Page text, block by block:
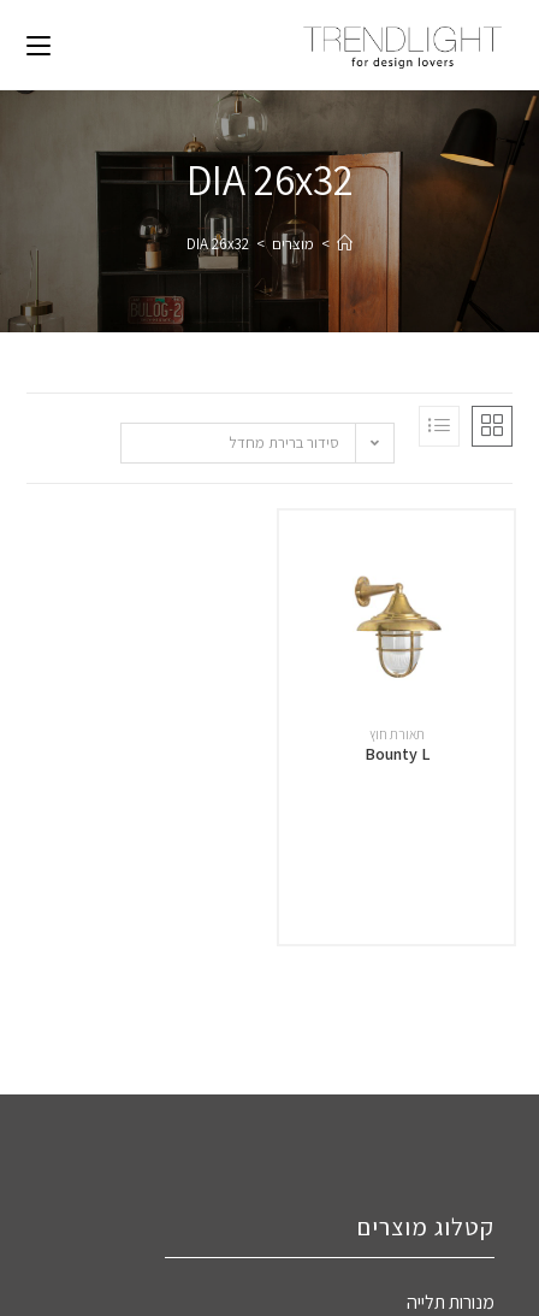
DIA 26x32
> מוצרים >
DIA 26x32
סידור ברירת מחדל
תאורת חוץ
Bounty L
קטלוג מוצרים
מנורות תלייה